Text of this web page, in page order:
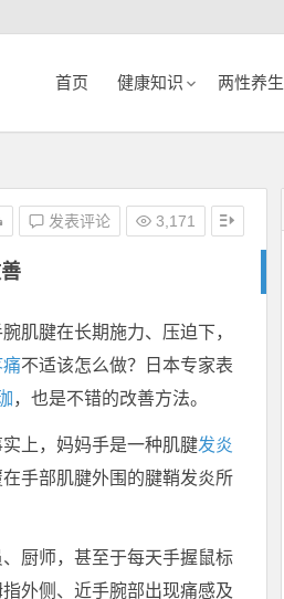
首页 健康知识 两性养生
发表评论 3,171
肌腱在长期施力、压迫下，
痛不适该怎么做？日本专家表
，也是不错的改善方法。
上，妈妈手是一种肌腱发炎
手部肌腱外围的腱鞘发炎所
厨师，甚至于每天手握鼠标
外侧、近手腕部出现痛感及